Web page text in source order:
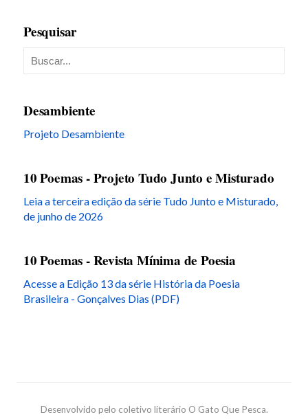
Pesquisar
Desambiente
Projeto Desambiente
10 Poemas - Projeto Tudo Junto e Misturado
Leia a terceira edição da série Tudo Junto e Misturado,
de junho de 2026
10 Poemas - Revista Mínima de Poesia
Acesse a Edição 13 da série História da Poesia
Brasileira - Gonçalves Dias (PDF)
Desenvolvido pelo coletivo literário O Gato Que Pesca.